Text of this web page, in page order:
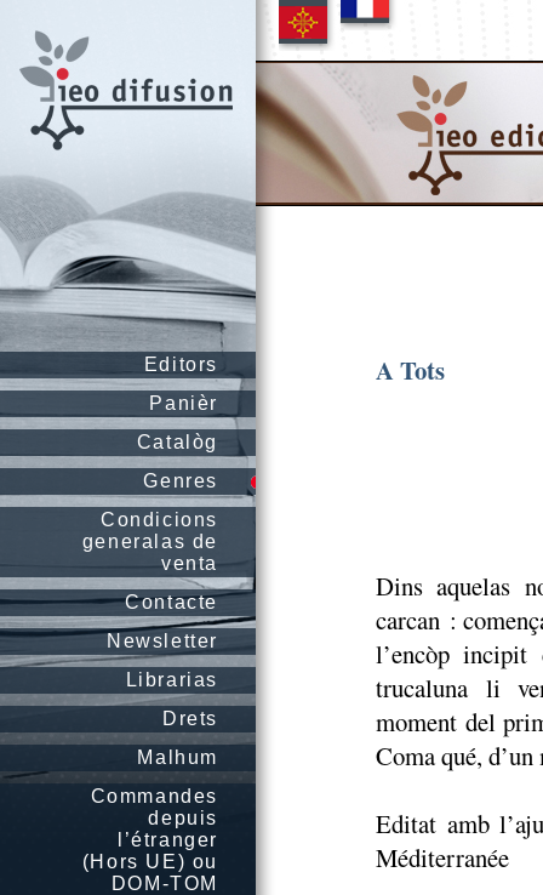
Editors
Panièr
Catalòg
Genres
Condicions
generalas de
venta
Contacte
Newsletter
Librarias
Drets
Malhum
Commandes
depuis
l’étranger
(Hors UE) ou
DOM-TOM
A Tots
Dins aquelas
carcan :
l’encòp incipit
trucaluna li
moment del
Coma qué,
Editat amb
Méditerranée